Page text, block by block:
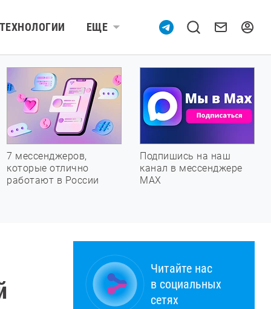
ТЕХНОЛОГИИ ЕЩЕ
7 мессенджеров,
которые отлично
работают в России
Подпишись на наш
канал в мессенджере
МАХ
Читайте нас
в социальных
сетях